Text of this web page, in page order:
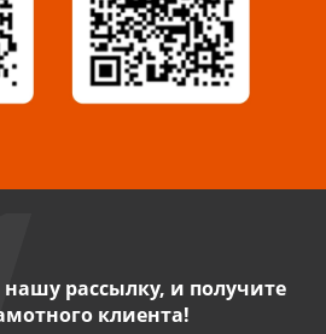
1А
37 (БЦ «Дикомп»)
62
рассылку, и получите
клиента!